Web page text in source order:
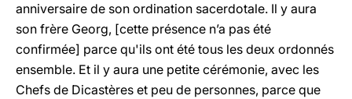
anniversaire de son ordination sacerdotale. Il y aura
son frère Georg, [cette présence n’a pas été
confirmée] parce qu'ils ont été tous les deux ordonnés
ensemble. Et il y aura une petite cérémonie, avec les
Chefs de Dicastères et peu de personnes, parce que